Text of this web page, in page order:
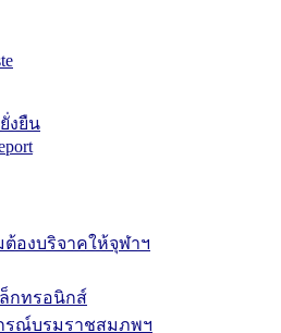
งยืน
ต้องบริจาคให้จุฬาฯ
กทรอนิกส์
รณ์บรมราชสมภพฯ